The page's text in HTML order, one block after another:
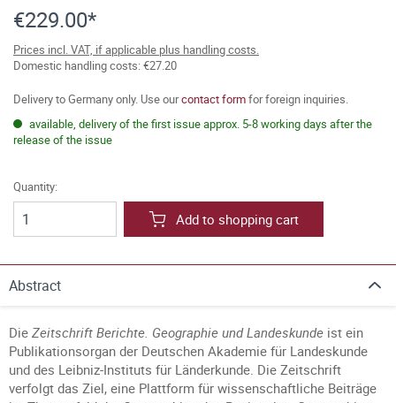
€229.00*
Prices incl. VAT, if applicable plus handling costs.
Domestic handling costs: €27.20
Delivery to Germany only. Use ourcontact formfor foreign inquiries.
available, delivery of the first issue approx. 5-8 working days after the
release of the issue
Quantity:
Add to shopping cart
Abstract
Die Zeitschrift Berichte. Geographie und Landeskunde ist ein
Publikationsorgan der Deutschen Akademie für Landeskunde
und des Leibniz-Instituts für Länderkunde. Die Zeitschrift
verfolgt das Ziel, eine Plattform für wissenschaftliche Beiträge